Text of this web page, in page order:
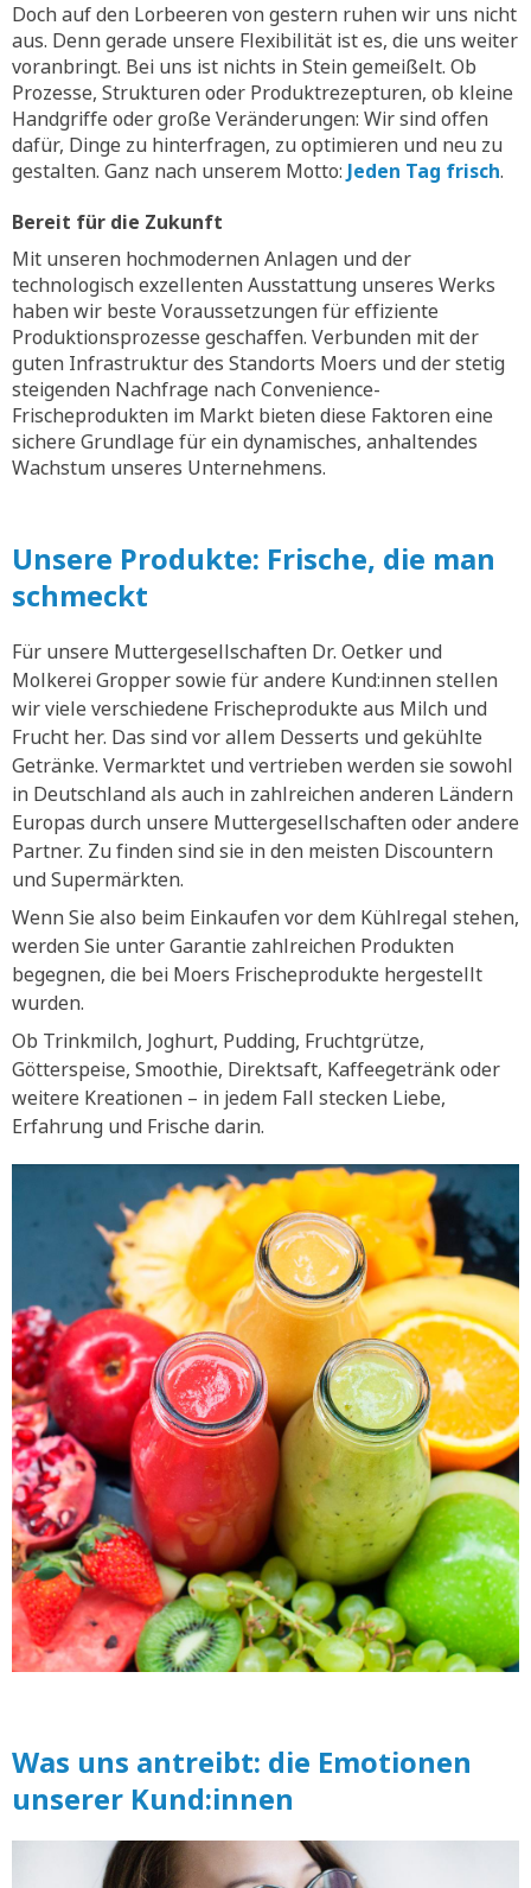
Doch auf den Lorbeeren von gestern ruhen wir uns nicht
aus. Denn gerade unsere Flexibilität ist es, die uns weiter
voranbringt. Bei uns ist nichts in Stein gemeißelt. Ob
Prozesse, Strukturen oder Produktrezepturen, ob kleine
Handgriffe oder große Veränderungen: Wir sind offen
dafür, Dinge zu hinterfragen, zu optimieren und neu zu
gestalten. Ganz nach unserem Motto: Jeden Tag frisch.
Bereit für die Zukunft
Mit unseren hochmodernen Anlagen und der
technologisch exzellenten Ausstattung unseres Werks
haben wir beste Voraussetzungen für effiziente
Produktionsprozesse geschaffen. Verbunden mit der
guten Infrastruktur des Standorts Moers und der stetig
steigenden Nachfrage nach Convenience-
Frischeprodukten im Markt bieten diese Faktoren eine
sichere Grundlage für ein dynamisches, anhaltendes
Wachstum unseres Unternehmens.
Unsere Produkte: Frische, die man
schmeckt
Für unsere Muttergesellschaften Dr. Oetker und
Molkerei Gropper sowie für andere Kund:innen stellen
wir viele verschiedene Frischeprodukte aus Milch und
Frucht her. Das sind vor allem Desserts und gekühlte
Getränke. Vermarktet und vertrieben werden sie sowohl
in Deutschland als auch in zahlreichen anderen Ländern
Europas durch unsere Muttergesellschaften oder andere
Partner. Zu finden sind sie in den meisten Discountern
und Supermärkten.
Wenn Sie also beim Einkaufen vor dem Kühlregal stehen,
werden Sie unter Garantie zahlreichen Produkten
begegnen, die bei Moers Frischeprodukte hergestellt
wurden.
Ob Trinkmilch, Joghurt, Pudding, Fruchtgrütze,
Götterspeise, Smoothie, Direktsaft, Kaffeegetränk oder
weitere Kreationen – in jedem Fall stecken Liebe,
Erfahrung und Frische darin.
Was uns antreibt: die Emotionen
unserer Kund:innen